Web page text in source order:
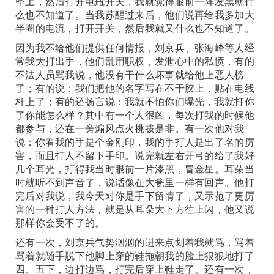
么也不知道了。当我苏醒过来后，他们说再给我多加大
半圈的电流，打开开关，然后我就又什么也不知道了。
因为我不给他们提供任何情报，刘京兵、张海峰等人经
常我大打出手，他们乱用职权，发泄心中的私愤，有的
不法人员骂我说，他没有干什么坏事就给他上恶人榜
了；有的说：我们把他的名字写在不干胶上，贴在电线
杆上了；有的还扬言说：我就不怕你们曝光，我就打你
了你能怎么样？其中有一个人很凶，每次打我的时候他
都参与，还在一旁煽风点火挑拨是非。有一次他对我
说：你看我的手是个金刚印，我的手打人是出了名的厉
害，而且打人不留下手印。说完就左右开弓的给了我好
几个耳光，打得我当时眼前一片漆黑，冒金星。耳朵当
时就听不到声音了，说话像在大瓮里一样有回声。他打
完后对我说，我今天对你是手下留情了，又示范了更厉
害的一种打人方法，就是从耳朵大下方往上闪，他又说
那样你会受不了的。
还有一次，刘京兵气势汹汹的进来点划着我就骂，骂着
骂着就随手脱下他脚上穿的鞋拖朝我的脸上狠狠地打了
四、五下，边打边骂，打完后穿上鞋走了。还有一次，